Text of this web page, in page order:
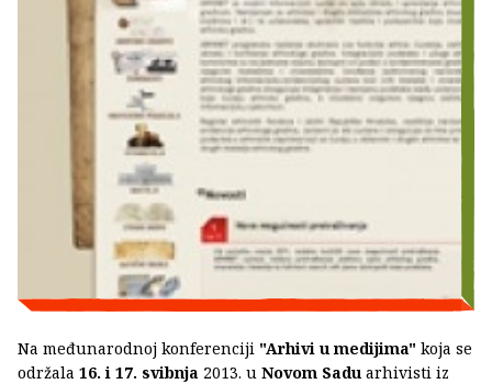
Na međunarodnoj konferenciji "Arhivi u medijima" koja se
održala 16. i 17. svibnja 2013. u Novom Sadu arhivisti iz